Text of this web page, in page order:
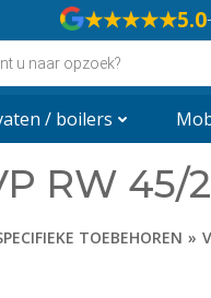
★★★★★5.0
/ boilers
RW 45/
TOEBEHOREN